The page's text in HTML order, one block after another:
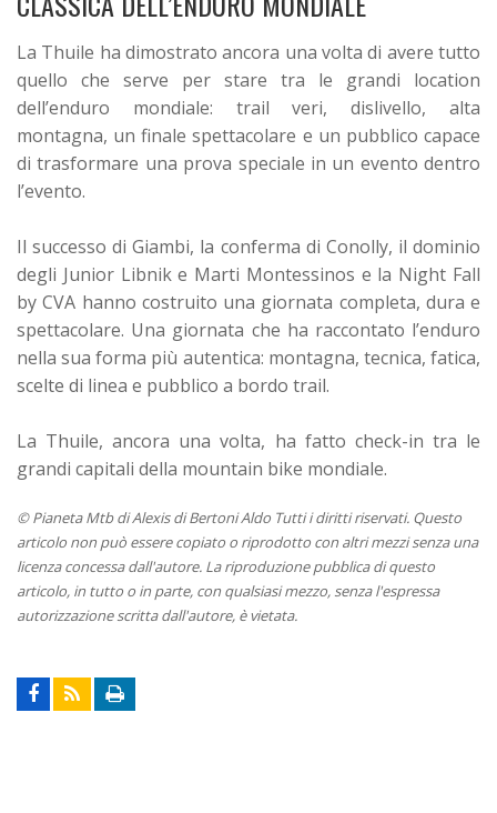
La Thuile ha dimostrato ancora una volta di avere tutto
quello che serve per stare tra le grandi location
dell’enduro mondiale: trail veri, dislivello, alta
montagna, un finale spettacolare e un pubblico capace
di trasformare una prova speciale in un evento dentro
l’evento.
Il successo di Giambi, la conferma di Conolly, il dominio
degli Junior Libnik e Marti Montessinos e la Night Fall
by CVA hanno costruito una giornata completa, dura e
spettacolare. Una giornata che ha raccontato l’enduro
nella sua forma più autentica: montagna, tecnica, fatica,
scelte di linea e pubblico a bordo trail.
La Thuile, ancora una volta, ha fatto check-in tra le
grandi capitali della mountain bike mondiale.
© Pianeta Mtb di Alexis di Bertoni Aldo Tutti i diritti riservati. Questo
articolo non può essere copiato o riprodotto con altri mezzi senza una
licenza concessa dall'autore. La riproduzione pubblica di questo
articolo, in tutto o in parte, con qualsiasi mezzo, senza l'espressa
autorizzazione scritta dall'autore, è vietata.